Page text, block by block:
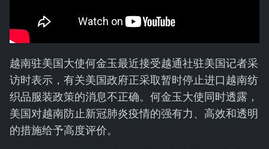
越南驻美国大使何金玉最近接受越通社驻美国记者采
访时表示，有关美国政府正采取暂时停止进口越南纺
织品服装政策的消息不正确。何金玉大使同时透露，
美国对越南防止新冠肺炎疫情的强有力、高效和透明
的措施给予高度评价。